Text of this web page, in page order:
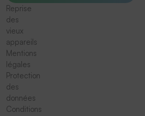
Reprise
des
vieux
appareils
Mentions
légales
Protection
des
données
Conditions